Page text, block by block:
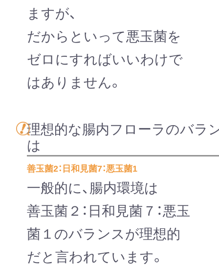
ますが、
だからといって悪玉菌を
ゼロにすればいいわけで
はありません。
理想的な腸内フローラのバラ
は
善玉菌2：日和見菌7：悪玉菌1
一般的に、腸内環境は
善玉菌２：日和見菌７：悪玉
菌１のバランスが理想的
だと言われています。